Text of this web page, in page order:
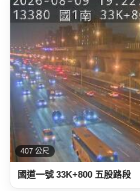
407 公尺
國道一號 33K+800 五股路段